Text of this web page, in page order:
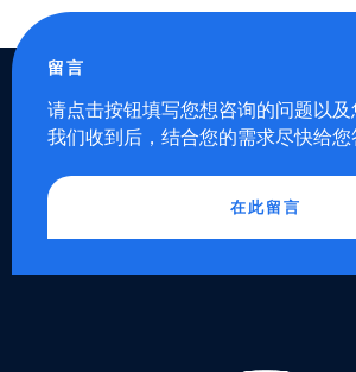
留言
请点击按钮填写您想咨询的问题以及
我们收到后，结合您的需求尽快给您
在此留言